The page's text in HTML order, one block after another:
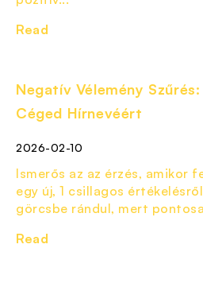
Read
Negatív Vélemény
Céged Hírnevéért
2026-02-10
Ismerős az az érzés, amikor
egy új, 1 csillagos
görcsbe rándul, mert
Read